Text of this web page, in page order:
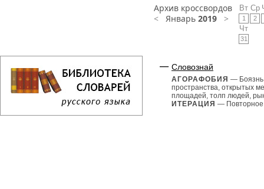
Архив кроссвордов
< Январь 2019 >
Вт
1
Ср
2
Чт
31
Словознай
АГОРАФОБИЯ — Боязнь
пространства, открытых
площадей, толп людей,
ИТЕРАЦИЯ —